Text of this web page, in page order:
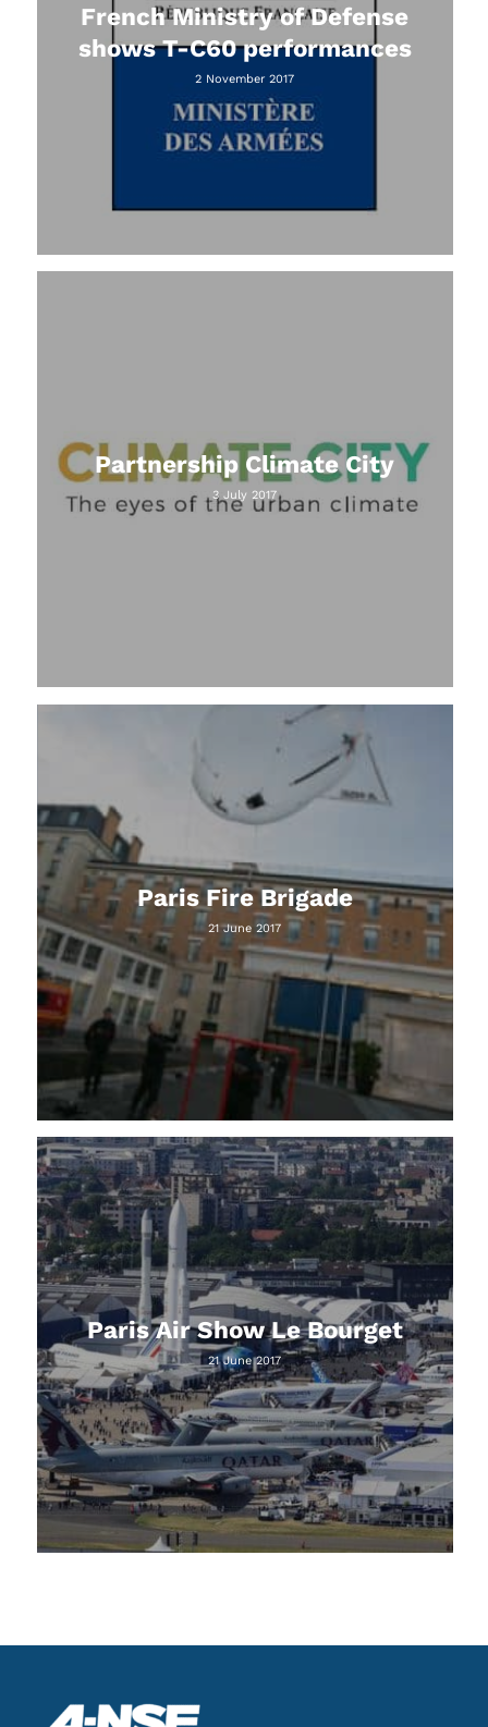
French Ministry of Defense
shows T-C60 performances
2 November 2017
Partnership Climate City
3 July 2017
Paris Fire Brigade
21 June 2017
Paris Air Show Le Bourget
21 June 2017